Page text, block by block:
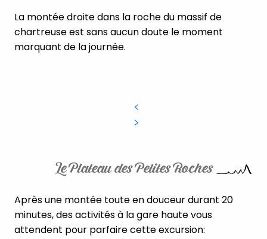
La montée droite dans la roche du massif de
chartreuse est sans aucun doute le moment
marquant de la journée.
Le Plateau des Petites Roches
Après une montée toute en douceur durant 20
minutes, des activités à la gare haute vous
attendent pour parfaire cette excursion: